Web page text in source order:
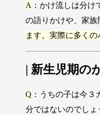
A ：かけ流しは分
の語りかけや、家
ます。実際に多く
| 新生児期の
Q ：うちの子は今
分ではないのでしょ